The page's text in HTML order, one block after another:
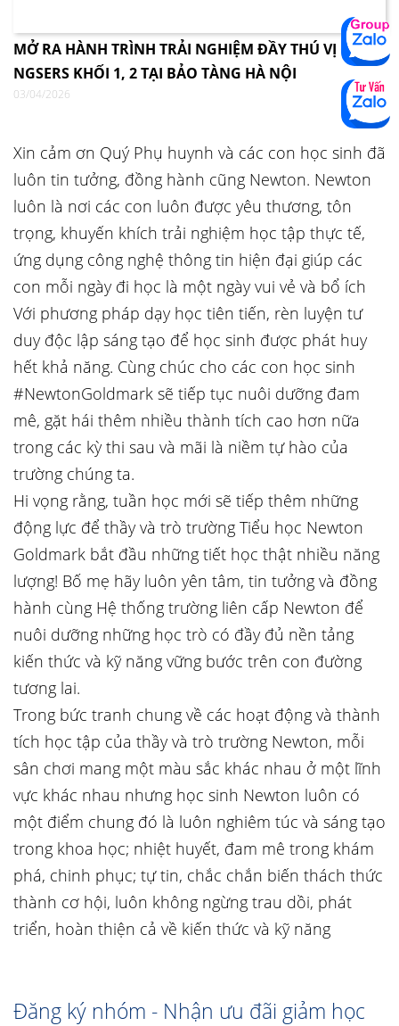
MỞ RA HÀNH TRÌNH TRẢI NGHIỆM ĐẦY THÚ VỊ CÙNG
NGSERS KHỐI 1, 2 TẠI BẢO TÀNG HÀ NỘI
03/04/2026
Xin cảm ơn Quý Phụ huynh và các con học sinh đã
luôn tin tưởng, đồng hành cũng Newton. Newton
luôn là nơi các con luôn được yêu thương, tôn
trọng, khuyến khích trải nghiệm học tập thực tế,
ứng dụng công nghệ thông tin hiện đại giúp các
con mỗi ngày đi học là một ngày vui vẻ và bổ ích
Với phương pháp dạy học tiên tiến, rèn luyện tư
duy độc lập sáng tạo để học sinh được phát huy
hết khả năng. Cùng chúc cho các con học sinh
#NewtonGoldmark sẽ tiếp tục nuôi dưỡng đam
mê, gặt hái thêm nhiều thành tích cao hơn nữa
trong các kỳ thi sau và mãi là niềm tự hào của
trường chúng ta.
Hi vọng rằng, tuần học mới sẽ tiếp thêm những
động lực để thầy và trò trường Tiểu học Newton
Goldmark bắt đầu những tiết học thật nhiều năng
lượng! Bố mẹ hãy luôn yên tâm, tin tưởng và đồng
hành cùng Hệ thống trường liên cấp Newton để
nuôi dưỡng những học trò có đầy đủ nền tảng
kiến thức và kỹ năng vững bước trên con đường
tương lai.
Trong bức tranh chung về các hoạt động và thành
tích học tập của thầy và trò trường Newton, mỗi
sân chơi mang một màu sắc khác nhau ở một lĩnh
vực khác nhau nhưng học sinh Newton luôn có
một điểm chung đó là luôn nghiêm túc và sáng tạo
trong khoa học; nhiệt huyết, đam mê trong khám
phá, chinh phục; tự tin, chắc chắn biến thách thức
thành cơ hội, luôn không ngừng trau dồi, phát
triển, hoàn thiện cả về kiến thức và kỹ năng
Đăng ký nhóm - Nhận ưu đãi giảm học